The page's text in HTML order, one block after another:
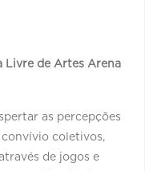
Livre de Artes Arena
as percepções
convívio coletivos,
de jogos e